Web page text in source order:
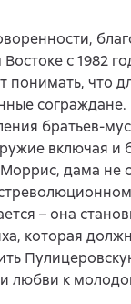
с 1982
что
братьев-
включая и
дама не
– она
которая
и любви к